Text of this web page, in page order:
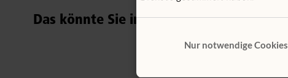
Nur notwendige Cookies
Das könnte Sie interessieren ...